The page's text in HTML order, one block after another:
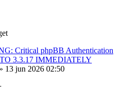
Critical phpBB Authentication
3.3.17 IMMEDIATELY
» 13 jun 2026 02:50